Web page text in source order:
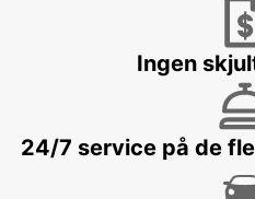
DRESDEN - GERMANY
Ingen
24/7 service på de